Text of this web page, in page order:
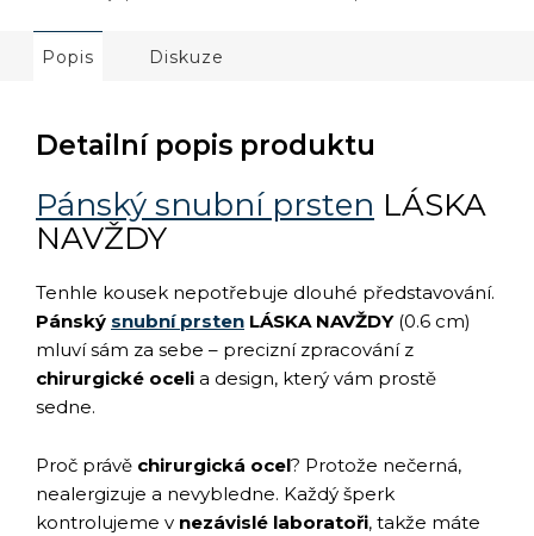
Popis Diskuze
Detailní popis produktu
Pánský snubní prsten LÁSKA
NAVŽDY
Tenhle kousek nepotřebuje dlouhé představování.
Pánský snubní prsten LÁSKA NAVŽDY(0.6 cm)
mluví sám za sebe – precizní zpracování z
chirurgické oceli a design, který vám prostě
sedne.
Proč právě chirurgická ocel? Protože nečerná,
nealergizuje a nevybledne. Každý šperk
kontrolujeme v nezávislé laboratoři, takže máte